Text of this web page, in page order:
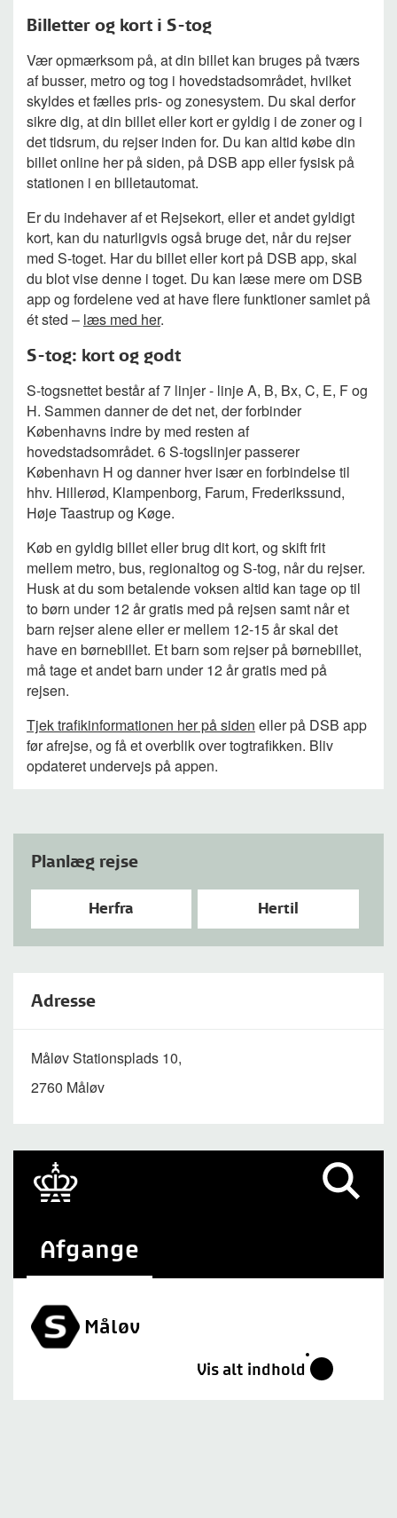
Billetter og kort i S-tog
Vær opmærksom på, at din billet kan bruges på tværs
af busser, metro og tog i hovedstadsområdet, hvilket
skyldes et fælles pris- og zonesystem. Du skal derfor
sikre dig, at din billet eller kort er gyldig i de zoner og i
det tidsrum, du rejser inden for. Du kan altid købe din
billet online her på siden, på DSB app eller fysisk på
stationen i en billetautomat.
Er du indehaver af et Rejsekort, eller et andet gyldigt
kort, kan du naturligvis også bruge det, når du rejser
med S-toget. Har du billet eller kort på DSB app, skal
du blot vise denne i toget. Du kan læse mere om DSB
app og fordelene ved at have flere funktioner samlet på
ét sted – læs med her.
S-tog: kort og godt
S-togsnettet består af 7 linjer - linje A, B, Bx, C, E, F og
H. Sammen danner de det net, der forbinder
Københavns indre by med resten af
hovedstadsområdet. 6 S-togslinjer passerer
København H og danner hver især en forbindelse til
hhv. Hillerød, Klampenborg, Farum, Frederikssund,
Høje Taastrup og Køge.
Køb en gyldig billet eller brug dit kort, og skift frit
mellem metro, bus, regionaltog og S-tog, når du rejser.
Husk at du som betalende voksen altid kan tage op til
to børn under 12 år gratis med på rejsen samt når et
barn rejser alene eller er mellem 12-15 år skal det
have en børnebillet. Et barn som rejser på børnebillet,
må tage et andet barn under 12 år gratis med på
rejsen.
Tjek trafikinformationen her på siden eller på DSB app
før afrejse, og få et overblik over togtrafikken. Bliv
opdateret undervejs på appen.
Planlæg rejse
Herfra Hertil
Adresse
Måløv Stationsplads 10,
2760 Måløv